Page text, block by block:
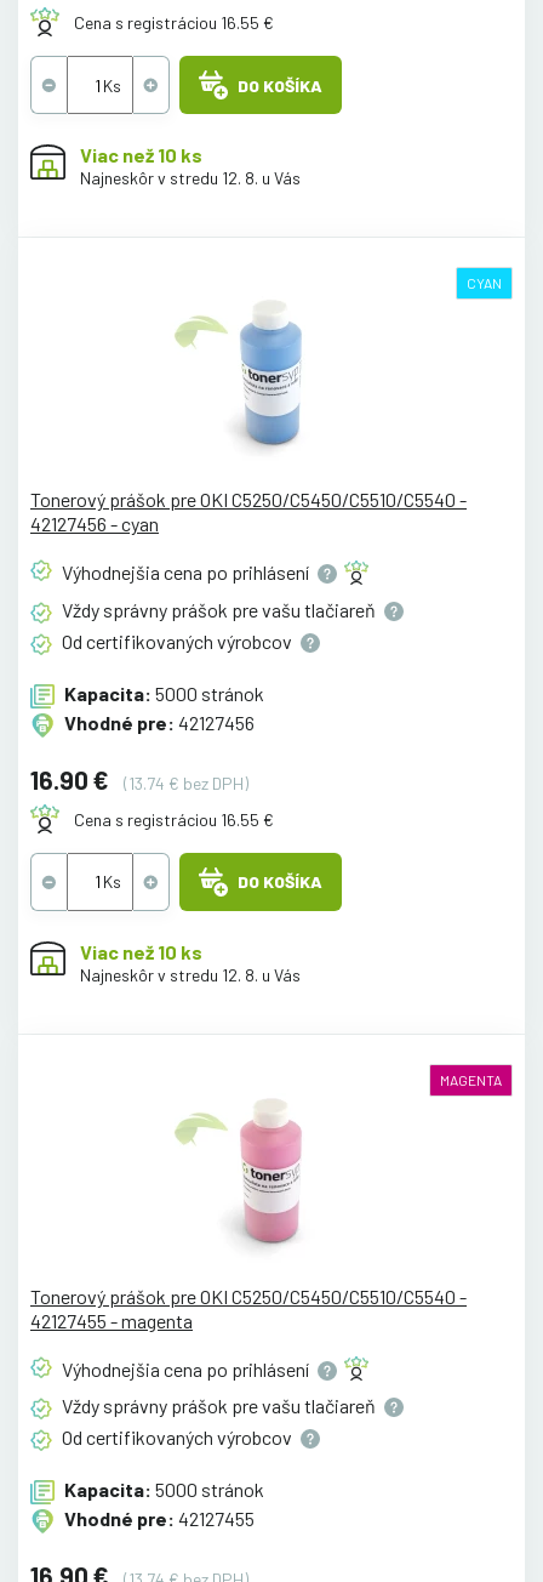
Cena s registráciou 16.55 €
DO KOŠÍKA
Viac než 10 ks
Najneskôr v stredu 12. 8. u Vás
CYAN
Tonerový prášok pre OKI C5250/C5450/C5510/C5540 -
42127456 - cyan
Výhodnejšia cena po prihlásení
Vždy správny prášok pre vašu tlačiareň
Od certifikovaných výrobcov
Kapacita: 5000 stránok
Vhodné pre: 42127456
16.90 €
(13.74 € bez DPH)
Cena s registráciou 16.55 €
DO KOŠÍKA
Viac než 10 ks
Najneskôr v stredu 12. 8. u Vás
MAGENTA
Tonerový prášok pre OKI C5250/C5450/C5510/C5540 -
42127455 - magenta
Výhodnejšia cena po prihlásení
Vždy správny prášok pre vašu tlačiareň
Od certifikovaných výrobcov
Kapacita: 5000 stránok
Vhodné pre: 42127455
16.90 €